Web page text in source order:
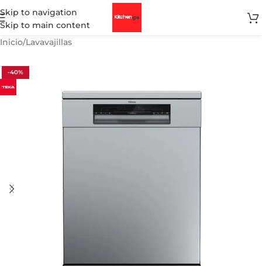
Skip to navigation
Skip to main content
Inicio/Lavavajillas
-40%